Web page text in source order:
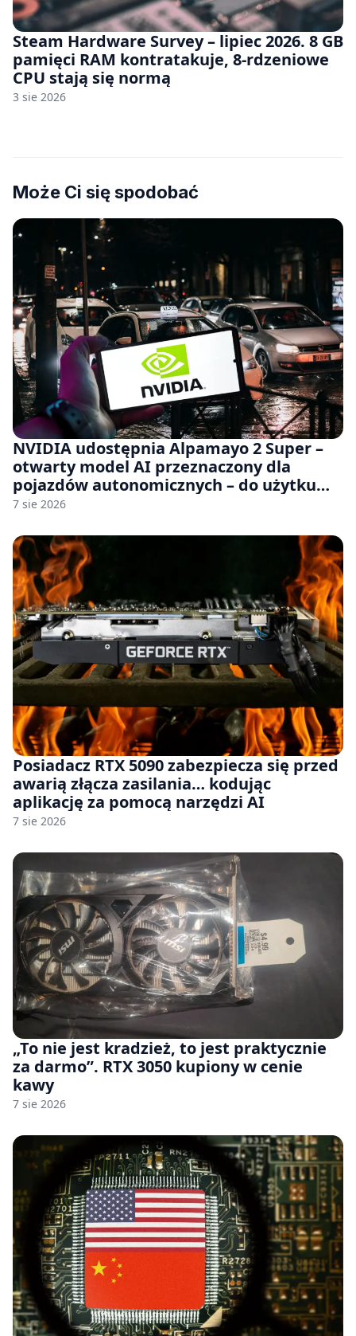
Steam Hardware Survey – lipiec 2026. 8 GB
pamięci RAM kontratakuje, 8-rdzeniowe
CPU stają się normą
3 sie 2026
Może Ci się spodobać
NVIDIA udostępnia Alpamayo 2 Super –
otwarty model AI przeznaczony dla
pojazdów autonomicznych – do użytku
komercyjnego
7 sie 2026
Posiadacz RTX 5090 zabezpiecza się przed
awarią złącza zasilania… kodując
aplikację za pomocą narzędzi AI
7 sie 2026
„To nie jest kradzież, to jest praktycznie
za darmo”. RTX 3050 kupiony w cenie
kawy
7 sie 2026